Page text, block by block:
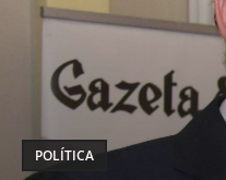
POLÍTICA